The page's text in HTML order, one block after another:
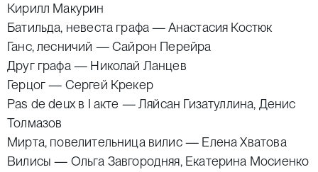
Кирилл Макурин
Батильда, невеста графа — Анастасия Костюк
Ганс, лесничий — Сайрон Перейра
Друг графа — Николай Ланцев
Герцог — Сергей Крекер
Pas de deux в I акте — Ляйсан Гизатуллина, Денис
Толмазов
Мирта, повелительница вилис — Елена Хватова
Вилисы — Ольга Завгородняя, Екатерина Мосиенко